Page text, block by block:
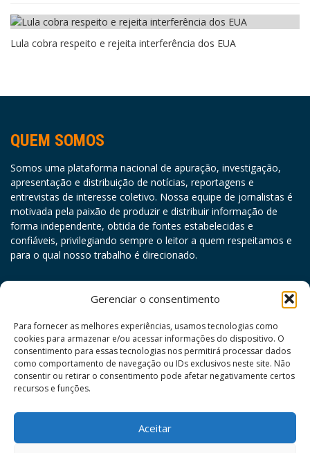
Gerenciar o consentimento
Para fornecer as melhores experiências, usamos tecnologias como
cookies para armazenar e/ou acessar informações do dispositivo. O
consentimento para essas tecnologias nos permitirá processar dados
como comportamento de navegação ou IDs exclusivos neste site. Não
consentir ou retirar o consentimento pode afetar negativamente certos
recursos e funções.
Aceitar
Lula cobra respeito e rejeita interferência dos EUA
QUEM SOMOS
Somos uma plataforma nacional de apuração, investigação,
apresentação e distribuição de notícias, reportagens e
entrevistas de interesse coletivo. Nossa equipe de jornalistas é
motivada pela paixão de produzir e distribuir informação de
forma independente, obtida de fontes estabelecidas e
confiáveis, privilegiando sempre o leitor a quem respeitamos e
para o qual nosso trabalho é direcionado.
D
S T Q Q S
S
1
2
3 4 5 6 7
8
9
10
16
17 18 19 20 21
22
26